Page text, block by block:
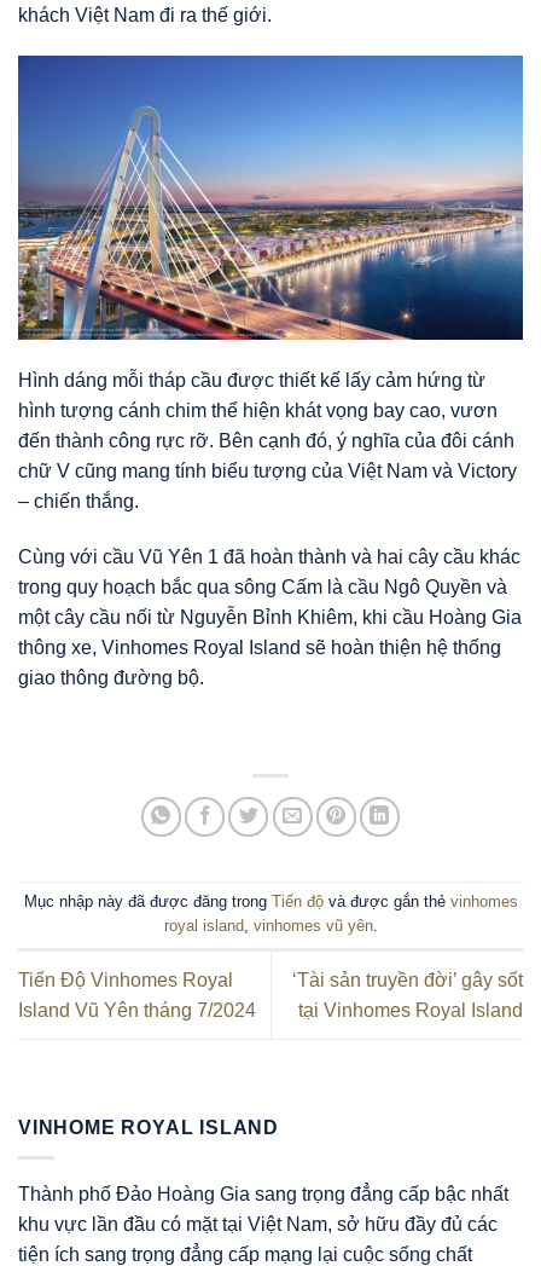
khách Việt Nam đi ra thế giới.
Hình dáng mỗi tháp cầu được thiết kế lấy cảm hứng từ
hình tượng cánh chim thể hiện khát vọng bay cao, vươn
đến thành công rực rỡ. Bên cạnh đó, ý nghĩa của đôi cánh
chữ V cũng mang tính biểu tượng của Việt Nam và Victory
– chiến thắng.
Cùng với cầu Vũ Yên 1 đã hoàn thành và hai cây cầu khác
trong quy hoạch bắc qua sông Cấm là cầu Ngô Quyền và
một cây cầu nối từ Nguyễn Bỉnh Khiêm, khi cầu Hoàng Gia
thông xe, Vinhomes Royal Island sẽ hoàn thiện hệ thống
giao thông đường bộ.
Mục nhập này đã được đăng trong Tiến độvà được gắn thẻ vinhomes
royal island, vinhomes vũ yên.
Tiến Độ Vinhomes Royal
Island Vũ Yên tháng 7/2024
‘Tài sản truyền đời’ gây sốt
tại Vinhomes Royal Island
VINHOME ROYAL ISLAND
Thành phố Đảo Hoàng Gia sang trọng đẳng cấp bậc nhất
khu vực lần đầu có mặt tại Việt Nam, sở hữu đầy đủ các
tiện ích sang trọng đẳng cấp mạng lại cuộc sống chất